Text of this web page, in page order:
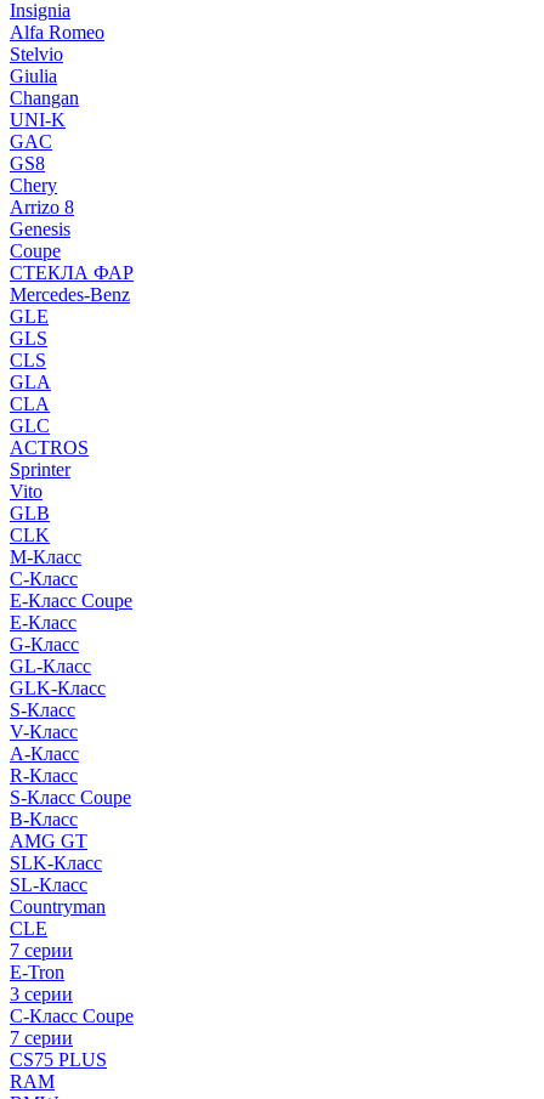
Insignia
Alfa Romeo
Stelvio
Giulia
Changan
UNI-K
GAC
GS8
Chery
Arrizo 8
Genesis
Coupe
СТЕКЛА ФАР
Mercedes-Benz
GLE
GLS
CLS
GLA
CLA
GLC
ACTROS
Sprinter
Vito
GLB
CLK
M-Класс
C-Класс
E-Класс Coupe
E-Класс
G-Класс
GL-Класс
GLK-Класс
S-Класс
V-Класс
A-Класс
R-Класс
S-Класс Сoupe
B-Класс
AMG GT
SLK-Класс
SL-Класс
Countryman
CLE
7 серии
E-Tron
3 серии
C-Класс Coupe
7 серии
CS75 PLUS
RAM